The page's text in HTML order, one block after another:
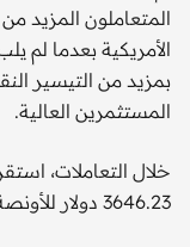
المتعاملون المزيد
بمزيد من التيسير
المستثمرين العالية.
خلال التعاملات،
3646.23 دولار للأونصة.